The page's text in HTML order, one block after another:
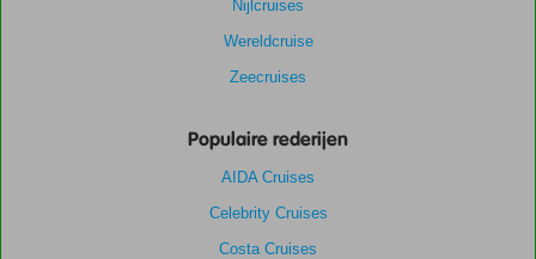
Nijlcruises
Wereldcruise
Zeecruises
Populaire rederijen
AIDA Cruises
Celebrity Cruises
Costa Cruises